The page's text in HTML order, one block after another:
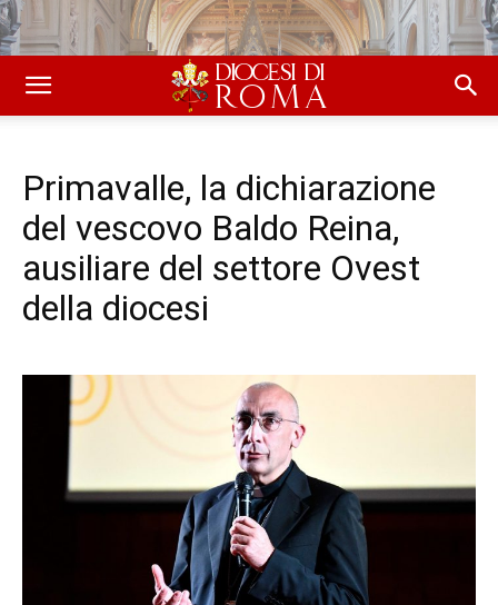
Primavalle, la dichiarazione
del vescovo Baldo Reina,
ausiliare del settore Ovest
della diocesi